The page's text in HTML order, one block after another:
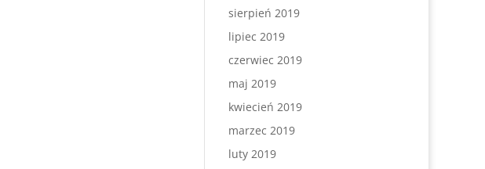
sierpień 2019
lipiec 2019
czerwiec 2019
maj 2019
kwiecień 2019
marzec 2019
luty 2019